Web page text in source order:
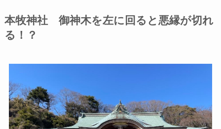
本牧神社 御神木を左に回ると悪縁が切れ
る！？